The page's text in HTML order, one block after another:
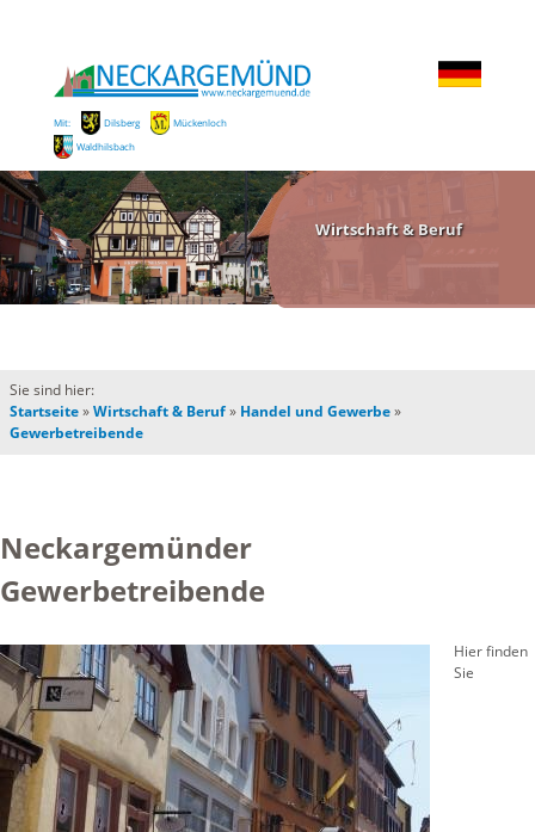
Mit: Dilsberg
Mückenloch
Waldhilsbach
Wirtschaft & Beruf
Sie sind hier:
Startseite»Wirtschaft & Beruf» Handel und Gewerbe»
Gewerbetreibende
Neckargemünder
Gewerbetreibende
Hier finden
Sie